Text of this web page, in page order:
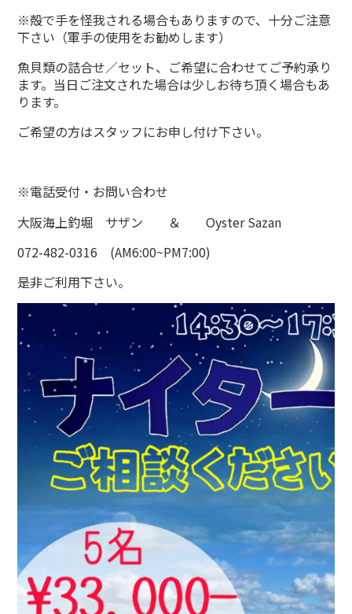
※殻で手を怪我される場合もありますので、十分ご注意
下さい（軍手の使用をお勧めします）
魚貝類の詰合せ／セット、ご希望に合わせてご予約承り
ます。当日ご注文された場合は少しお待ち頂く場合もあ
ります。
ご希望の方はスタッフにお申し付け下さい。
※電話受付・お問い合わせ
大阪海上釣堀 サザン ＆ Oyster Sazan
072-482-0316 (AM6:00~PM7:00)
是非ご利用下さい。